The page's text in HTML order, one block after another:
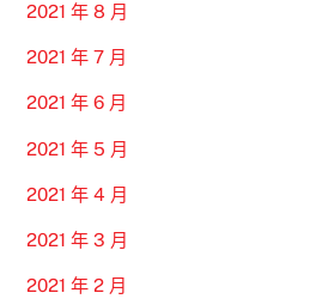
2021 年 8 月
2021 年 7 月
2021 年 6 月
2021 年 5 月
2021 年 4 月
2021 年 3 月
2021 年 2 月